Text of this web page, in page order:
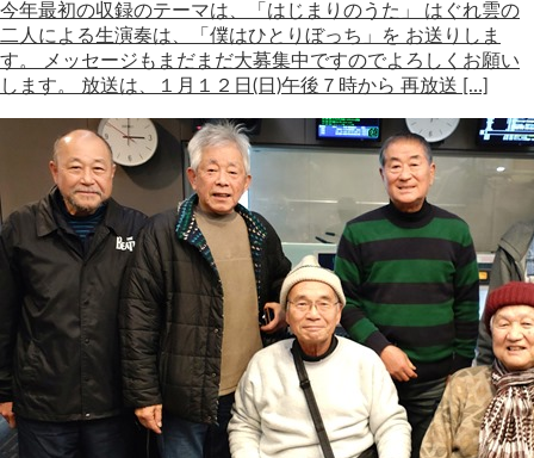
今年最初の収録のテーマは、「はじまりのうた」 はぐれ雲の
二人による生演奏は、「僕はひとりぼっち」を お送りしま
す。 メッセージもまだまだ大募集中ですのでよろしくお願い
します。 放送は、１月１２日(日)午後７時から 再放送 […]